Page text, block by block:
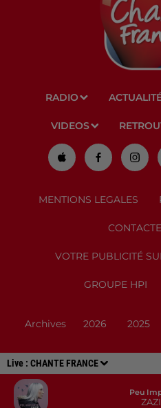
Live : CHANTE FRANCE
Peu
RADIO
VIDEOS
MENTIONS LEGALES
VOTRE PUBLICITÉ
GROUPE HPI
Archives 2026 2025